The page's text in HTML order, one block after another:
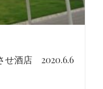
せ酒店 2020.6.6